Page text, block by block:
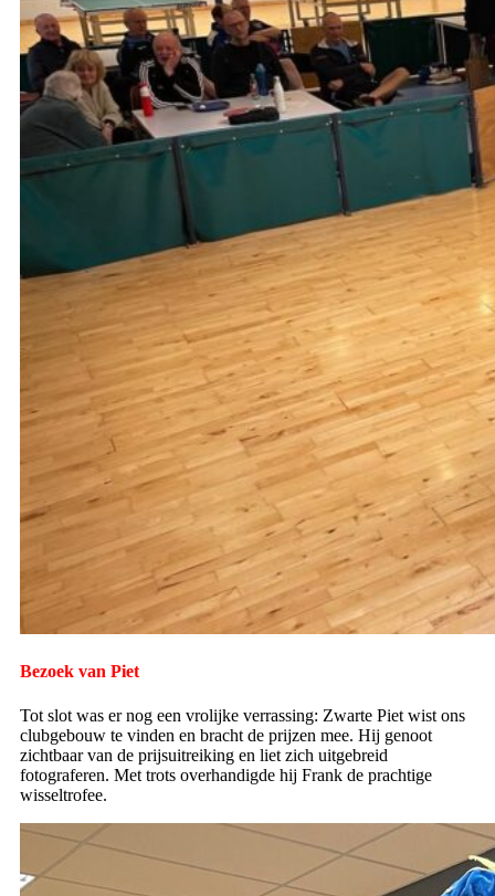
Bezoek van Piet
Tot slot was er nog een vrolijke verrassing: Zwarte Piet wist ons
clubgebouw te vinden en bracht de prijzen mee. Hij genoot
zichtbaar van de prijsuitreiking en liet zich uitgebreid
fotograferen. Met trots overhandigde hij Frank de prachtige
wisseltrofee.